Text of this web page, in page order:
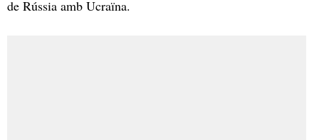
de Rússia amb Ucraïna.